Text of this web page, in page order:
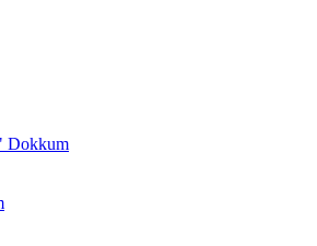
Dokkum